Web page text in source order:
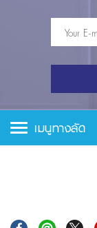
เมนูทางลัด